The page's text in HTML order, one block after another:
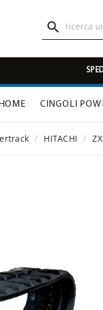

HOME CINGOLI
HITACHI